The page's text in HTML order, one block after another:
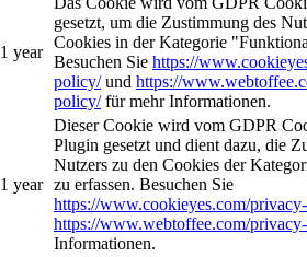
1 year
gesetzt, um die Zustimmung des
Cookies in der Kategorie
Besuchen Sie https://
policy/und https://
policy/für mehr Informationen.
1 year
Dieser Cookie wird vom GDPR
Plugin gesetzt und dient dazu, die
Nutzers zu den Cookies der
zu erfassen. Besuchen Sie
https://www.cookieyes.com/
https://www.webtoffee.com/
Informationen.